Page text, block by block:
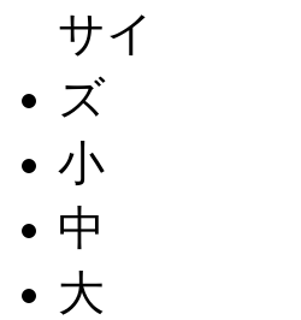
小
中
大